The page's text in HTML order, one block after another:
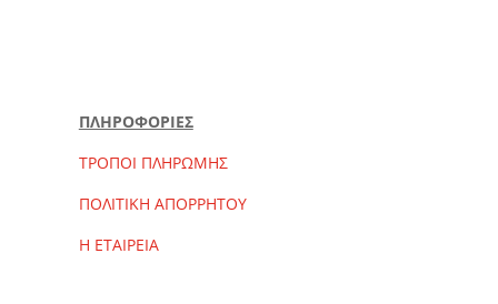
ΠΛΗΡΟΦΟΡΙΕΣ
ΤΡΟΠΟΙ ΠΛΗΡΩΜΗΣ
ΠΟΛΙΤΙΚΗ ΑΠΟΡΡΗΤΟΥ
Η ΕΤΑΙΡΕΙΑ